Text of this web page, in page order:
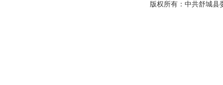
版权所有：中共舒城